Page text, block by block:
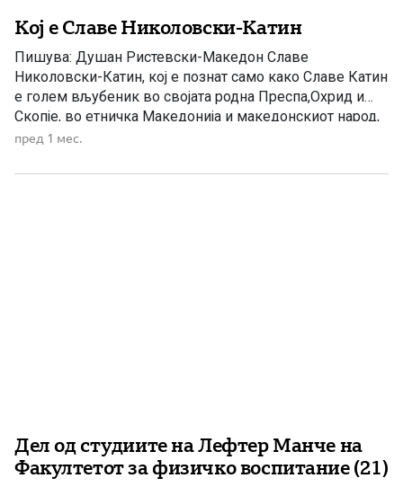
Кој е Славе Николовски-Катин
Пишува: Душан Ристевски-Македон Славе
Николовски-Катин, кој е познат само како Славе Катин
е голем вљубеник во својата родна Преспа,Охрид и
Скопје, во етничка Македонија и македонскиот народ,
како и во Македонската православна црква –
во светот. Тој и’ е познат на македонската и на
пред 1 мес.
Дел од студиите на Лефтер Манче на
Факултетот за физичко воспитание (21)